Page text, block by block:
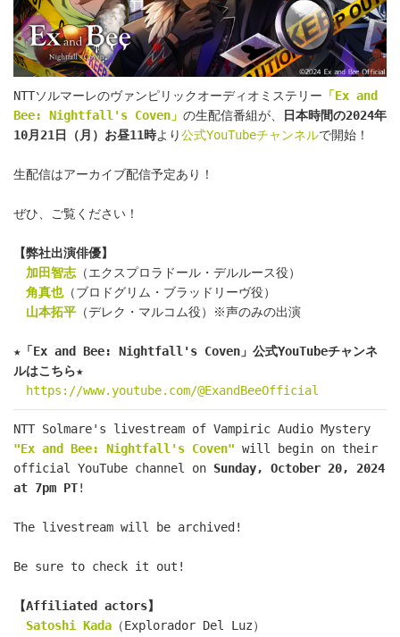
NTTソルマーレのヴァンピリックオーディオミステリー 「Ex and
Bee: Nightfall's Coven」 の生配信番組が、
日本時間の2024年
10月21日（月）お昼11時より公式YouTubeチャンネルで開始！
生配信はアーカイブ配信予定あり！
ぜひ、ご覧ください！
【弊社出演俳優】
加田智志（エクスプロラドール・デルルース役）
角真也（ブロドグリム・ブラッドリーヴ役）
山本拓平 （デレク・マルコム役）※声のみの出演
★「Ex and Bee: Nightfall's Coven」公式YouTubeチャンネ
ルはこちら★
https://www.youtube.com/@ExandBeeOfficial
"Ex and Bee: Nightfall's Coven" will begin on their
official YouTube channel on Sunday, October 20, 2024
at 7pm PT!
The livestream will be archived!
Be sure to check it out!
【Affiliated actors】
Satoshi Kada （Explorador Del Luz）